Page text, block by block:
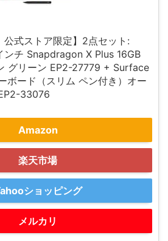
公式ストア限定】2点セット:
チ Snapdragon X Plus 16GB
グリーン EP2-27779 + Surface
ボード（スリム ペン付き）オー
33076
Amazon
楽天市場
ショッピング
メルカリ